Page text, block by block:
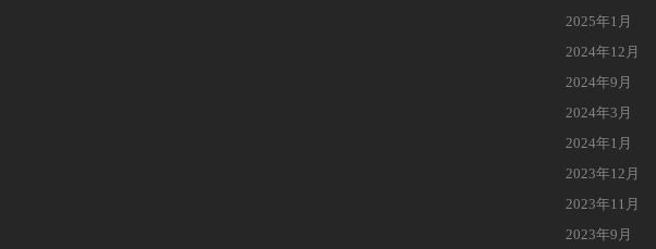
2025年1月
2024年12月
2024年9月
2024年3月
2024年1月
2023年12月
2023年11月
2023年9月